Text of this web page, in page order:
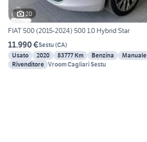
20
FIAT 500 (2015-2024) 500 1.0 Hybrid Star
11.990 €Sestu(CA)
Usato
2020 83777 Km Benzina Manuale
Rivenditore Vroom Cagliari Sestu